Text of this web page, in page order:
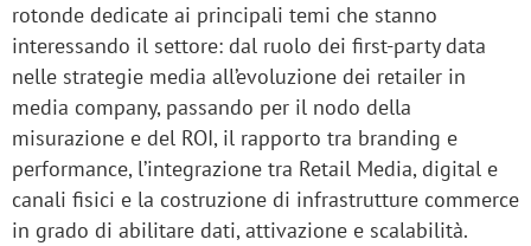
rotonde dedicate ai principali temi che stanno
interessando il settore: dal ruolo dei first-party data
nelle strategie media all’evoluzione dei retailer in
media company, passando per il nodo della
misurazione e del ROI, il rapporto tra branding e
performance, l’integrazione tra Retail Media, digital e
canali fisici e la costruzione di infrastrutture commerce
in grado di abilitare dati, attivazione e scalabilità.